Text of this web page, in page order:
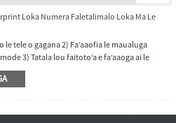
Loka Numera Faletalimalo Loka Ma Le
tele o gagana 2) Faʻaaofia le maualuga
3) Tatala lou faitotoʻa e faʻaaoga ai le
4) Faʻamatalaga Faʻamatalaga, Anti-
5) Alarm Mode : Lapataiga maa maualalo &